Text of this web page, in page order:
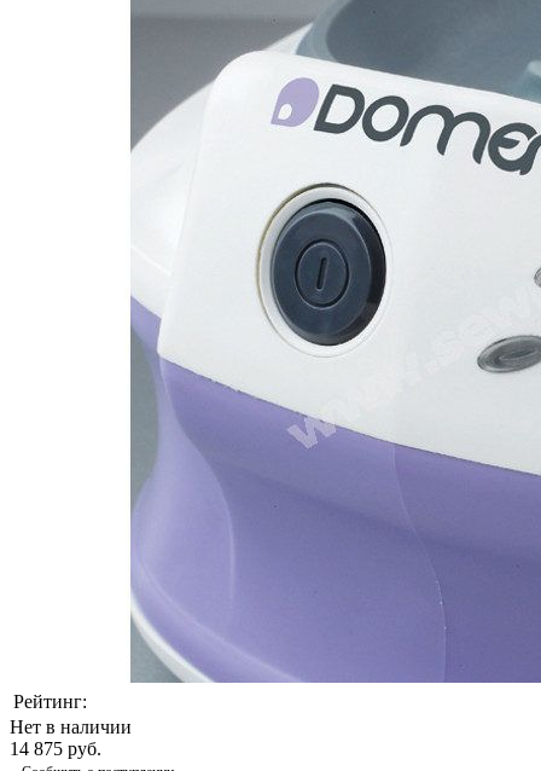
Рейтинг:
Нет в наличии
14 875 руб.